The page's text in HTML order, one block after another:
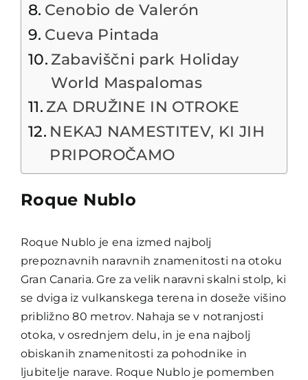
Cenobio de Valerón
Cueva Pintada
Zabaviščni park Holiday
World Maspalomas
ZA DRUŽINE IN OTROKE
NEKAJ NAMESTITEV, KI JIH
PRIPOROČAMO
Roque Nublo
Roque Nublo je ena izmed najbolj
prepoznavnih naravnih znamenitosti na otoku
Gran Canaria. Gre za velik naravni skalni stolp, ki
se dviga iz vulkanskega terena in doseže višino
približno 80 metrov. Nahaja se v notranjosti
otoka, v osrednjem delu, in je ena najbolj
obiskanih znamenitosti za pohodnike in
ljubitelje narave. Roque Nublo je pomemben